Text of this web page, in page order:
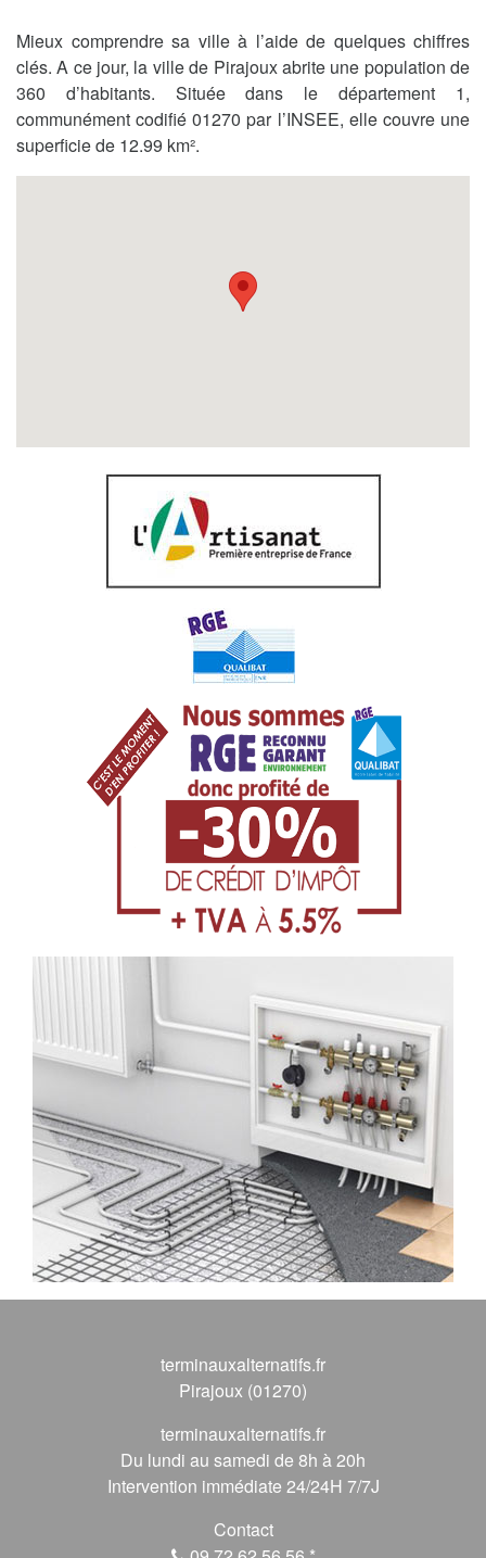
Mieux comprendre sa ville à l’aide de quelques chiffres
clés. A ce jour, la ville de Pirajoux abrite une population de
360 d’habitants. Située dans le département 1,
communément codifié 01270 par l’INSEE, elle couvre une
superficie de 12.99 km².
terminauxalternatifs.fr
Pirajoux (01270)
terminauxalternatifs.fr
Du lundi au samedi de 8h à 20h
Intervention immédiate 24/24H 7/7J
Contact